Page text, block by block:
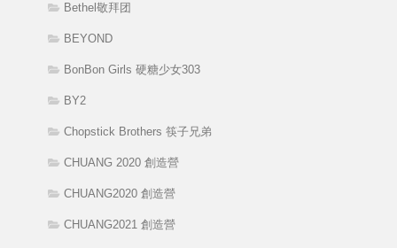
Bethel敬拜团
BEYOND
BonBon Girls 硬糖少女303
BY2
Chopstick Brothers 筷子兄弟
CHUANG 2020 創造營
CHUANG2020 創造營
CHUANG2021 創造營